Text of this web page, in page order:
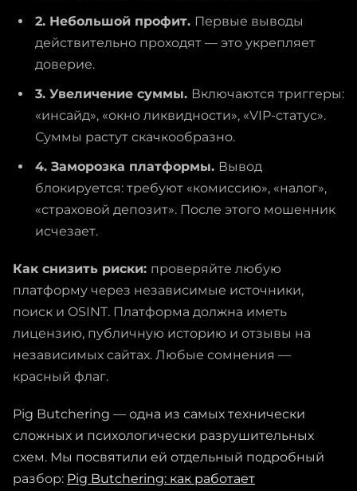
2. Небольшой профит. Первые выводы
действительно проходят — это укрепляет
доверие.
3. Увеличение суммы. Включаются триггеры:
«инсайд», «окно ликвидности», «VIP-статус».
Суммы растут скачкообразно.
4. Заморозка платформы. Вывод
блокируется: требуют «комиссию», «налог»,
«страховой депозит». После этого мошенник
исчезает.
Как снизить риски: проверяйте любую
платформу через независимые источники,
поиск и OSINT. Платформа должна иметь
лицензию, публичную историю и отзывы на
независимых сайтах. Любые сомнения —
красный флаг.
Pig Butchering — одна из самых технически
сложных и психологически разрушительных
схем. Мы посвятили ей отдельный подробный
разбор: Pig Butchering: как работает